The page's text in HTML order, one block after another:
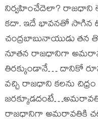
నిర్వహించేదెలా? రాజధాని
కదా. ఇదే భావనతో సాగిన
చంద్రబాబునాయుడు
నూతన రాజధానిగా
తిరక్కుండానే… దానికో
వచ్చి రాజధాని కలను
రాజధానిగా అమరావతికి